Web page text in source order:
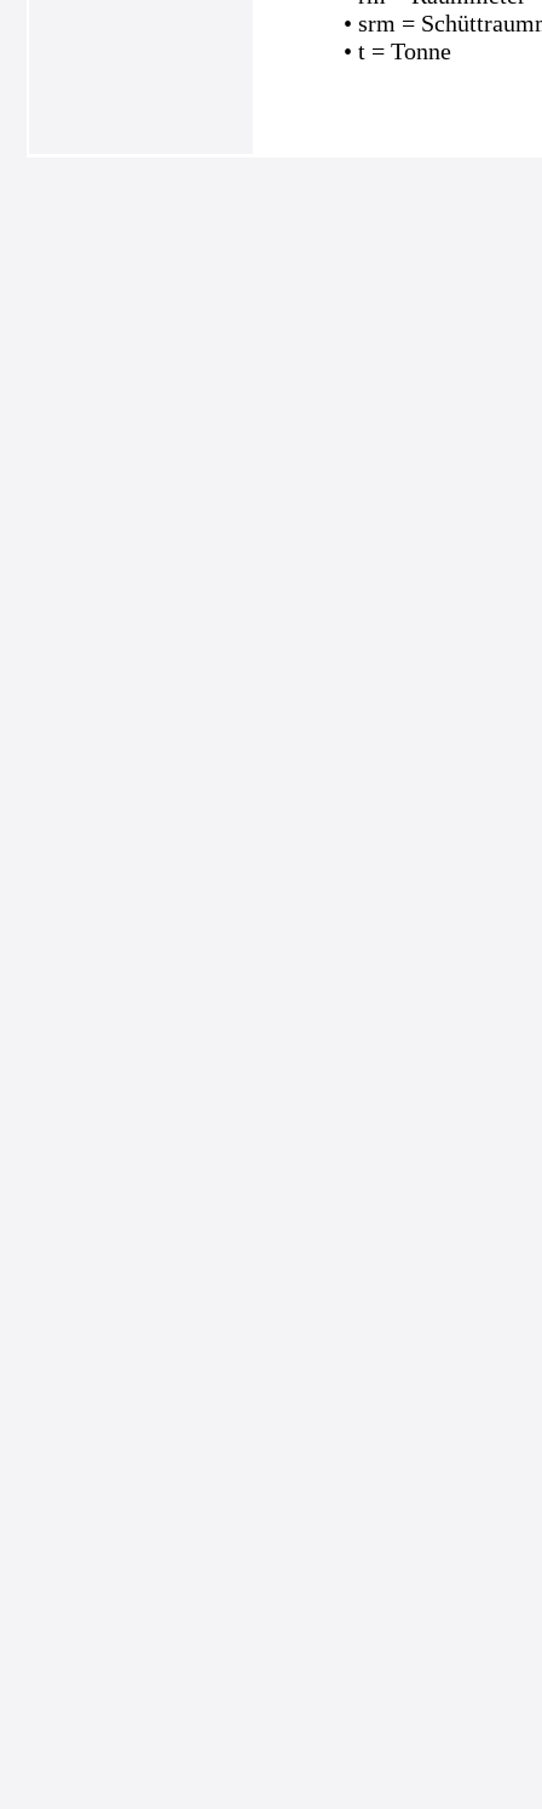
• srm =
• t = Tonne